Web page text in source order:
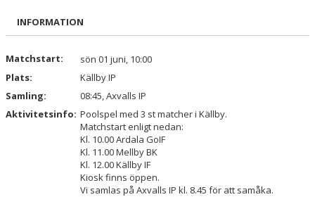
KONTAKT
INFORMATION
Matchstart:
sön 01 juni, 10:00
Plats:
Källby IP
Samling:
08:45, Axvalls IP
Aktivitetsinfo: Poolspel med 3 st matcher i Källby.
Matchstart enligt nedan:
Kl. 10.00 Ardala GoIF
Kl. 11.00 Mellby BK
Kl. 12.00 Källby IF
Kiosk finns öppen.
Vi samlas på Axvalls IP kl. 8.45 för att samåka.